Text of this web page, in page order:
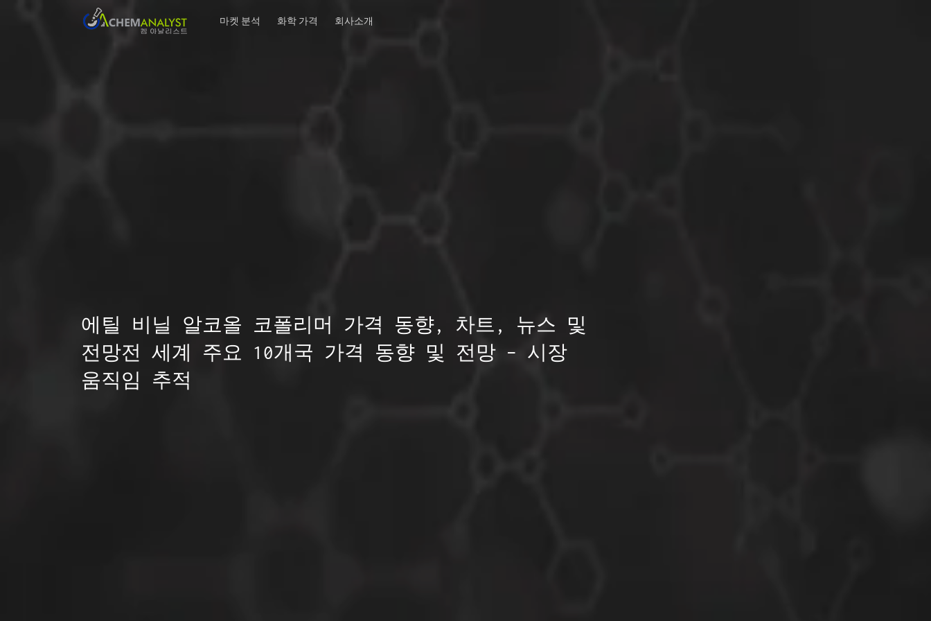
마켓 분석 화학 가격 회사소개
에틸 비닐 알코올 코폴리머 가격 동향, 차트, 뉴스 및
전망전 세계 주요 10개국 가격 동향 및 전망 – 시장
움직임 추적